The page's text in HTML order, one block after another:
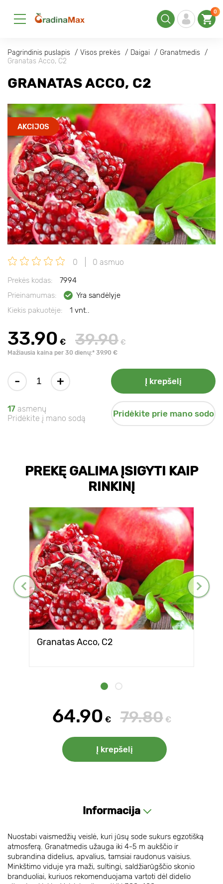
0
Pagrindinis puslapis Visos prekės Daigai
Granatmedis
Granatas Aссo, С2
GRANATAS AССO, С2
AKCIJOS
0 0 asmuo
Prekės kodas:
7994
Prieinamumas:
Yra sandėlyje
Kiekis pakuotėje:
1 vnt..
33.90 € 39.90 €
Mažiausia kaina per 30 dienų:* 39.90 €
- + Į krepšelį
17 asmenų
Pridėkite į mano sodą
Pridėkite prie mano sodo
PREKĘ GALIMA ĮSIGYTI KAIP
RINKINĮ
Granatas Aссo, С2
64.90 € 79.80 €
Į krepšelį
Informacija
Nuostabi vaismedžių veislė, kuri jūsų sode sukurs egzotišką
atmosferą. Granatmedis užauga iki 4-5 m aukščio ir
subrandina didelius, apvalius, tamsiai raudonus vaisius.
Minkštimo viduje yra maži, sultingi, saldžiarūgščio skonio
branduoliai, kuriuos rekomenduojama vartoti dėl didelio